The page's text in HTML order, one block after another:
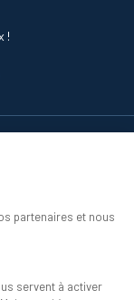
partenaires et nous
servent à activer
!